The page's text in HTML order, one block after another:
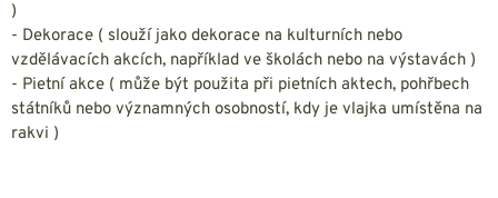
)
- Dekorace ( slouží jako dekorace na kulturních nebo
vzdělávacích akcích, například ve školách nebo na výstavách )
- Pietní akce ( může být použita při pietních aktech, pohřbech
státníků nebo významných osobností, kdy je vlajka umístěna na
rakvi )